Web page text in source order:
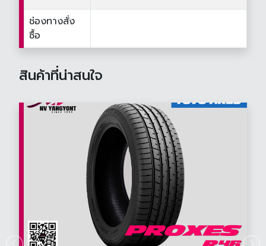
ช่องทางสั่ง
ซื้อ
สินค้าที่น่าสนใจ